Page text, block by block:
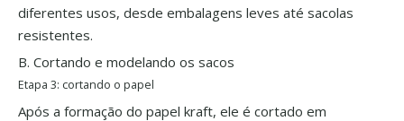
diferentes usos, desde embalagens leves até sacolas
resistentes.
B. Cortando e modelando os sacos
Etapa 3: cortando o papel
Após a formação do papel kraft, ele é cortado em